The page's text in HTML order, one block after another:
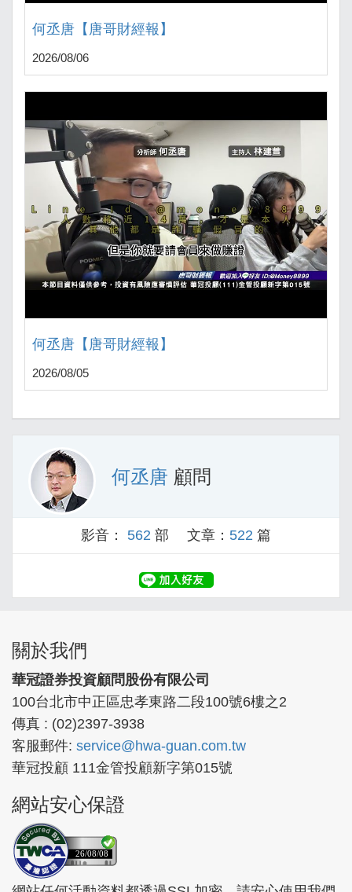
何丞唐【唐哥財經報】
2026/08/06
何丞唐【唐哥財經報】
2026/08/05
何丞唐 顧問
影音： 562 部 文章： 522 篇
關於我們
華冠證券投資顧問股份有限公司
100台北市中正區忠孝東路二段100號6樓之2
傳真 : (02)2397-3938
客服郵件: service@hwa-guan.com.tw
華冠投顧 111金管投顧新字第015號
網站安心保證
26/08/08